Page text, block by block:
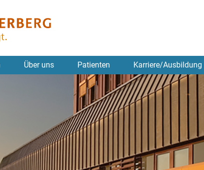
Über uns Patienten Karriere/Ausbildung